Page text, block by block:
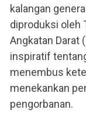
kalangan
diproduksi oleh
Angkatan Darat
inspiratif
menembus
menekankan
pengorbanan.